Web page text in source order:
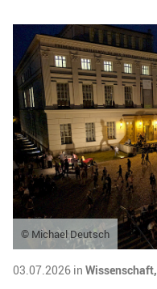
© Michael Deutsch
03.07.2026 in Wissenschaft,